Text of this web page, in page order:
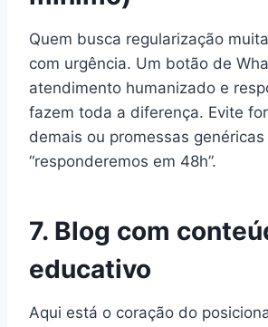
Quem busca regularização
com urgência. Um botão de
atendimento humanizado e
fazem toda a diferença. Evite
demais ou promessas genéricas
“responderemos em 48h”.
7. Blog com
educativo
Aqui está o coração do